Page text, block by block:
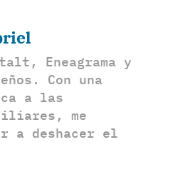
Eneagrama y
Con una
a las
me
a deshacer el